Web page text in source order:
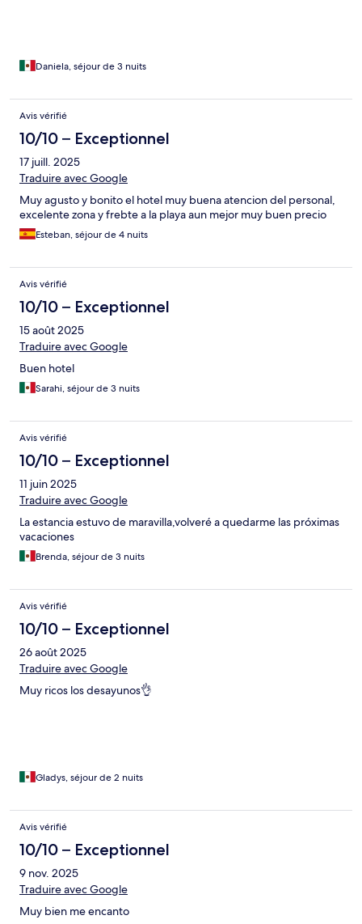
Daniela, séjour de 3 nuits
Avis vérifié
10/10 – Exceptionnel
17 juill. 2025
Traduire avec Google
Muy agusto y bonito el hotel muy buena atencion del personal,
excelente zona y frebte a la playa aun mejor muy buen precio
Esteban, séjour de 4 nuits
Avis vérifié
10/10 – Exceptionnel
15 août 2025
Traduire avec Google
Buen hotel
Sarahi, séjour de 3 nuits
Avis vérifié
10/10 – Exceptionnel
11 juin 2025
Traduire avec Google
La estancia estuvo de maravilla,volveré a quedarme las próximas
vacaciones
Brenda, séjour de 3 nuits
Avis vérifié
10/10 – Exceptionnel
26 août 2025
Traduire avec Google
Muy ricos los desayunos👌
Gladys, séjour de 2 nuits
Avis vérifié
10/10 – Exceptionnel
9 nov. 2025
Traduire avec Google
Muy bien me encanto